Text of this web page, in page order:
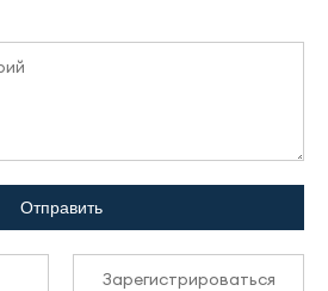
Отправить
Зарегистрироваться